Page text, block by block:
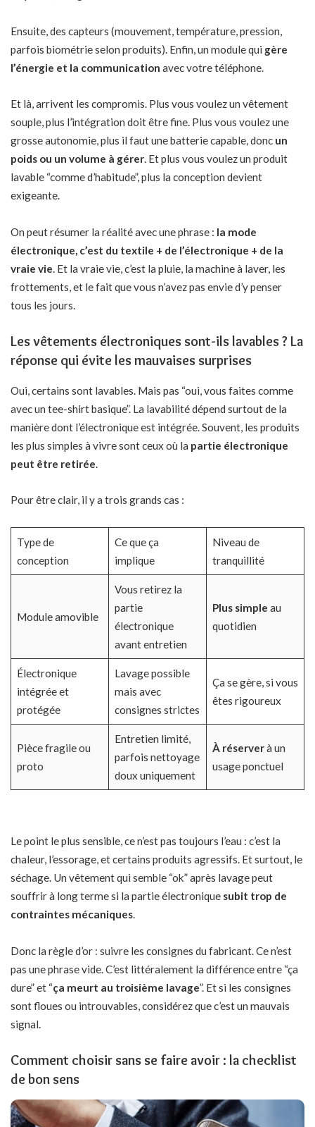
Ensuite, des capteurs (mouvement, température, pression,
parfois biométrie selon produits). Enfin, un module qui gère
l’énergie et la communication avec votre téléphone.
Et là, arrivent les compromis. Plus vous voulez un vêtement
souple, plus l’intégration doit être fine. Plus vous voulez une
grosse autonomie, plus il faut une batterie capable, donc un
poids ou un volume à gérer. Et plus vous voulez un produit
lavable “comme d’habitude”, plus la conception devient
exigeante.
On peut résumer la réalité avec une phrase : la mode
électronique, c’est du textile + de l’électronique + de la
vraie vie. Et la vraie vie, c’est la pluie, la machine à laver, les
frottements, et le fait que vous n’avez pas envie d’y penser
tous les jours.
Les vêtements électroniques sont-ils lavables ? La
réponse qui évite les mauvaises surprises
Oui, certains sont lavables. Mais pas “oui, vous faites comme
avec un tee-shirt basique”. La lavabilité dépend surtout de la
manière dont l’électronique est intégrée. Souvent, les produits
les plus simples à vivre sont ceux où la partie électronique
peut être retirée
Pour être clair, il y a trois grands cas :
Type de
conception
Ce que ça
implique
Niveau de
tranquillité
Module amovible
Vous retirez la
partie
électronique
avant entretien
Plus simple au
quotidien
Électronique
intégrée et
protégée
Lavage possible
mais avec
consignes strictes
Ça se gère, si vous
êtes rigoureux
Pièce fragile ou
proto
Entretien limité,
parfois nettoyage
doux uniquement
À réserverà un
usage ponctuel
Le point le plus sensible, ce n’est pas toujours l’eau : c’est la
chaleur, l’essorage, et certains produits agressifs. Et surtout, le
séchage. Un vêtement qui semble “ok” après lavagepeut
souffrir à long terme si la partie électronique subit trop de
contraintes mécaniques.
Donc la règle d’or : suivre les consignes du fabricant. Ce n’est
pas une phrase vide. C’est littéralement la différence entre “ça
dure” et “ça meurt au troisième lavage”. Et si les consignes
sont floues ou introuvables, considérez que c’est un mauvais
signal.
Comment choisir sans se faire avoir : la checklist
de bon sens